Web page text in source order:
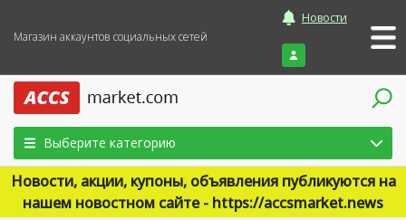
Магазин аккаунтов социальных сетей
Новости
Войти
Выберите категорию
Новости, акции, купоны, объявления публикуются на
нашем новостном сайте - https://accsmarket.news